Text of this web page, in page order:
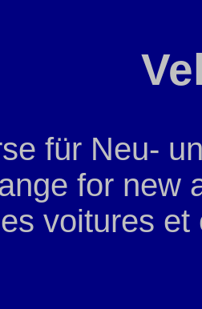
für Neu-
for new
voitures